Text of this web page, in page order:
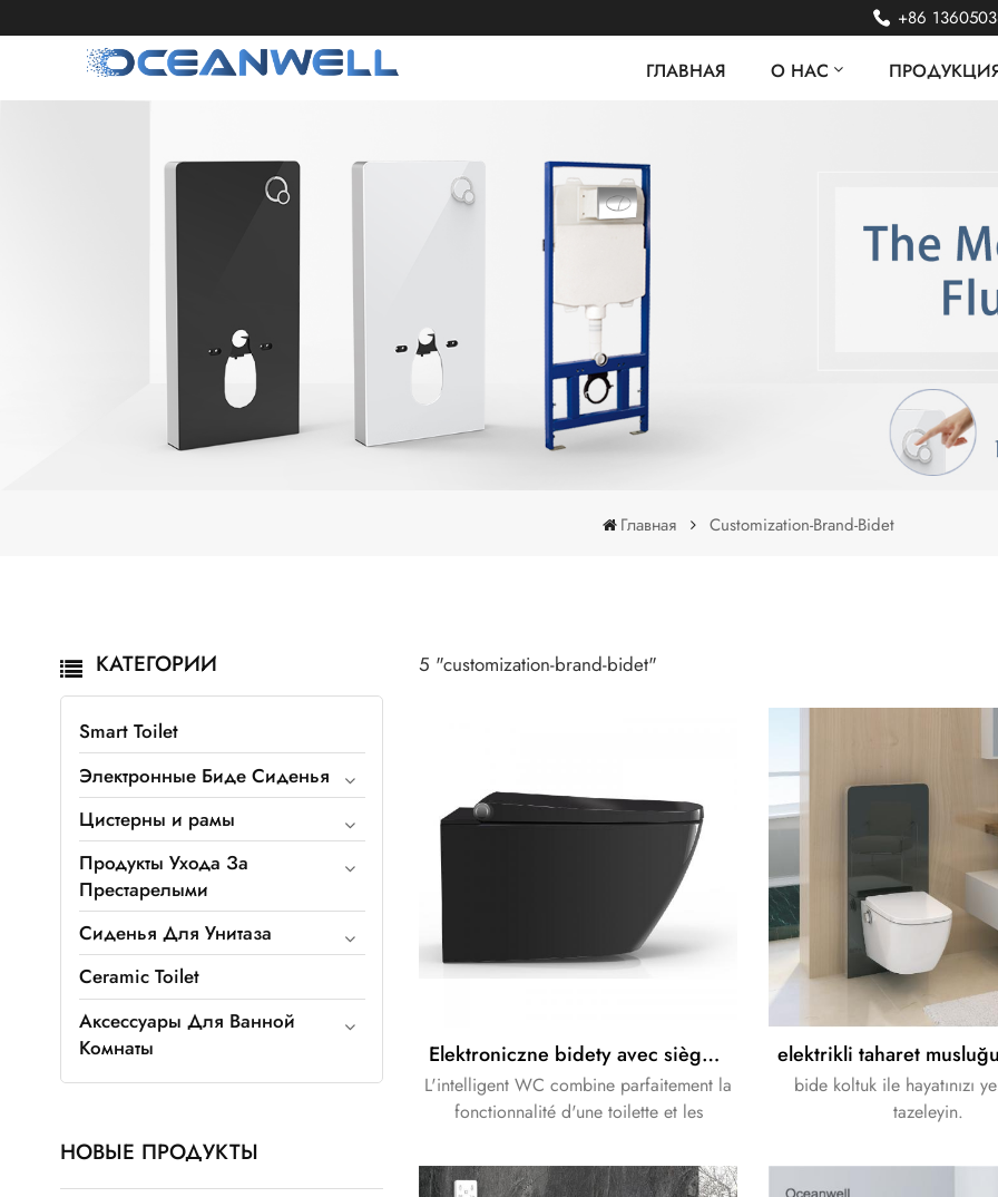
+86
ГЛАВНАЯ О НАС
Главная Customization-Brand-Bidet
КАТЕГОРИИ
Smart Toilet
Электронные Биде Сиденья
Цистерны и рамы
Продукты Ухода За
Престарелыми
Сиденья Для Унитаза
Ceramic Toilet
Аксессуары Для Ванной
Комнаты
НОВЫЕ ПРОДУКТЫ
5 "customization-brand-bidet"
Elektroniczne bidety avec siège d'entretien pour sécheur d'air
L'intelligent WC combine parfaitement la
fonctionnalité d'une toilette et les
bide koltuk ile hayatınızı
tazeleyin.